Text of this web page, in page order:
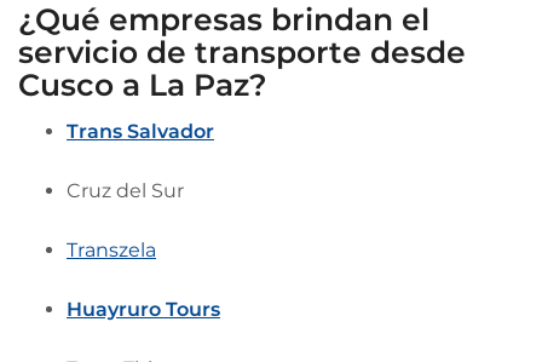
¿Qué empresas brindan el
servicio de transporte desde
Cusco a La Paz?
Trans Salvador
Cruz del Sur
Transzela
Huayruro Tours